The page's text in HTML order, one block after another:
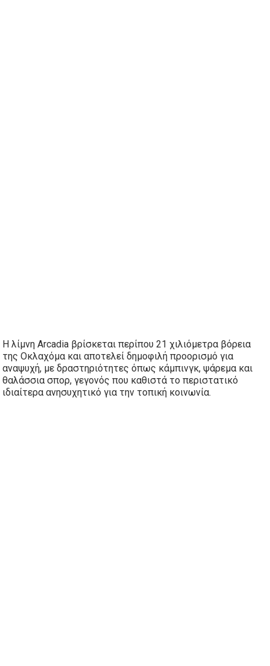
Η λίμνη Arcadia βρίσκεται περίπου 21 χιλιόμετρα βόρεια
της Οκλαχόμα και αποτελεί δημοφιλή προορισμό για
αναψυχή, με δραστηριότητες όπως κάμπινγκ, ψάρεμα και
θαλάσσια σπορ, γεγονός που καθιστά το περιστατικό
ιδιαίτερα ανησυχητικό για την τοπική κοινωνία.